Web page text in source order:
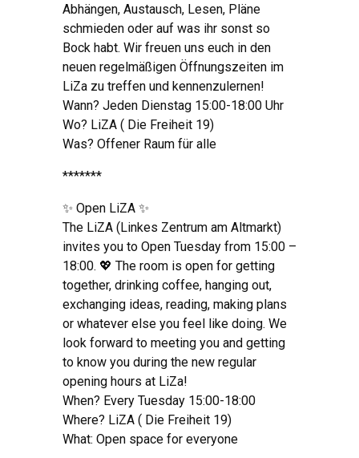
Abhängen, Austausch, Lesen, Pläne
schmieden oder auf was ihr sonst so
Bock habt. Wir freuen uns euch in den
neuen regelmäßigen Öffnungszeiten im
LiZa zu treffen und kennenzulernen!
Wann? Jeden Dienstag 15:00-18:00 Uhr
Wo? LiZA ( Die Freiheit 19)
Was? Offener Raum für alle
*******
✨ Open LiZA ✨
The LiZA (Linkes Zentrum am Altmarkt)
invites you to Open Tuesday from 15:00 –
18:00. 💖 The room is open for getting
together, drinking coffee, hanging out,
exchanging ideas, reading, making plans
or whatever else you feel like doing. We
look forward to meeting you and getting
to know you during the new regular
opening hours at LiZa!
When? Every Tuesday 15:00-18:00
Where? LiZA ( Die Freiheit 19)
What: Open space for everyone